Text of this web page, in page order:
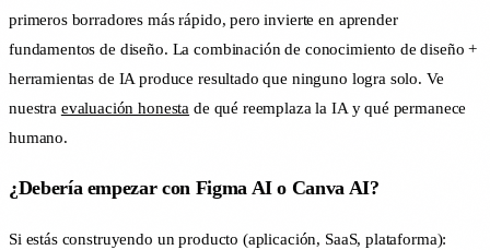
primeros borradores más rápido, pero invierte en aprender
fundamentos de diseño. La combinación de conocimiento de diseño +
herramientas de IA produce resultado que ninguno logra solo. Ve
nuestra evaluación honesta de qué reemplaza la IA y qué permanece
humano.
¿Debería empezar con Figma AI o Canva AI?
Si estás construyendo un producto (aplicación, SaaS, plataforma):